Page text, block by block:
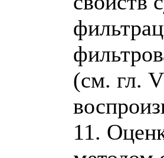
(см. гл.
11.